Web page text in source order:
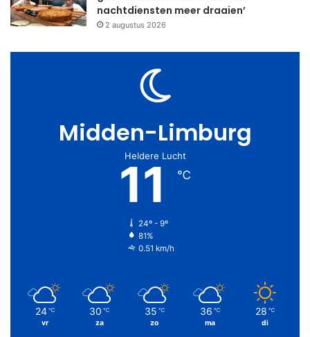
nachtdiensten meer draaien’
2 augustus 2026
Midden-Limburg
Heldere Lucht
11 ℃
24º - 9º
81%
0.51 km/h
24 ℃
vr
30 ℃
za
35 ℃
zo
36 ℃
ma
28 ℃
di